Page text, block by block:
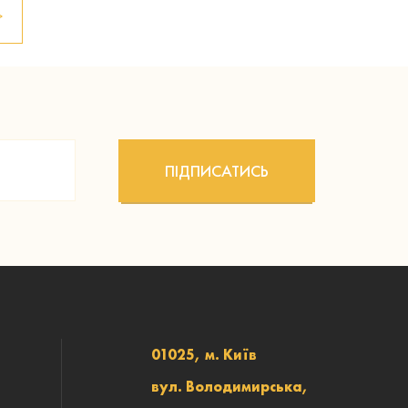
ПІДПИСАТИСЬ
01025, м. Київ
вул. Володимирська,